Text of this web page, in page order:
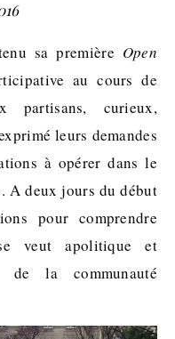
sa première Open
au cours de
partisans, curieux,
leurs demandes
à opérer dans le
A deux jours du début
pour comprendre
veut apolitique et
de la communauté